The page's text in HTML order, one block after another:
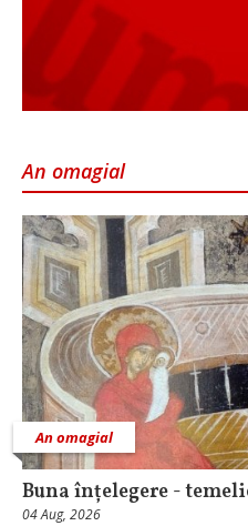
An omagial
An omagial
Buna înțelegere -
04 Aug, 2026